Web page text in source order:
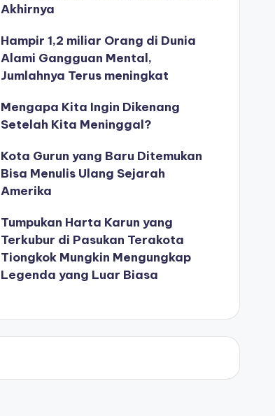
Akhirnya
Hampir 1,2 miliar Orang di Dunia
Alami Gangguan Mental,
Jumlahnya Terus meningkat
Mengapa Kita Ingin Dikenang
Setelah Kita Meninggal?
Kota Gurun yang Baru Ditemukan
Bisa Menulis Ulang Sejarah
Amerika
Tumpukan Harta Karun yang
Terkubur di Pasukan Terakota
Tiongkok Mungkin Mengungkap
Legenda yang Luar Biasa